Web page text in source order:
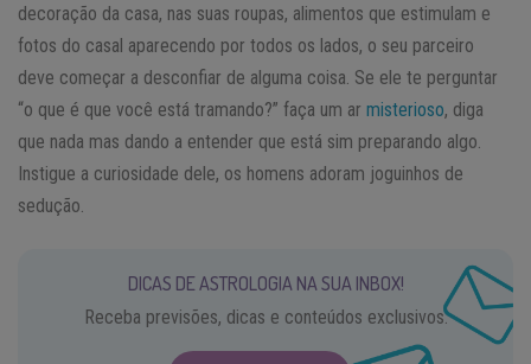
decoração da casa, nas suas roupas, alimentos que estimulam e
fotos do casal aparecendo por todos os lados, o seu parceiro
deve começar a desconfiar de alguma coisa. Se ele te perguntar
“o que é que você está tramando?” faça um ar misterioso, diga
que nada mas dando a entender que está sim preparando algo.
Instigue a curiosidade dele, os homens adoram joguinhos de
sedução.
DICAS DE ASTROLOGIA NA SUA INBOX!
Receba previsões, dicas e conteúdos exclusivos.